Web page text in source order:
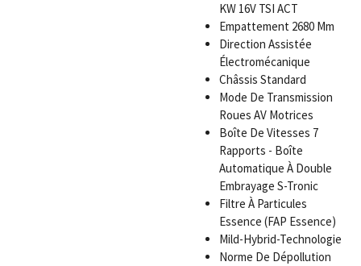
KW 16V TSI ACT
Empattement 2680 Mm
Direction Assistée
Électromécanique
Châssis Standard
Mode De Transmission
Roues AV Motrices
Boîte De Vitesses 7
Rapports - Boîte
Automatique À Double
Embrayage S-Tronic
Filtre À Particules
Essence (FAP Essence)
Mild-Hybrid-Technologie
Norme De Dépollution